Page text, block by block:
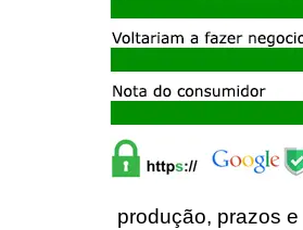
produção, prazos